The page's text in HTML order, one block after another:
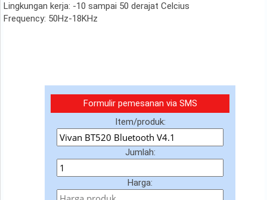
Lingkungan kerja: -10 sampai 50 derajat Celcius
Frequency: 50Hz-18KHz
Formulir pemesanan via SMS
Item/produk:
Jumlah:
Harga: